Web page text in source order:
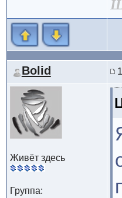
Bolid
Живёт здесь
Группа: